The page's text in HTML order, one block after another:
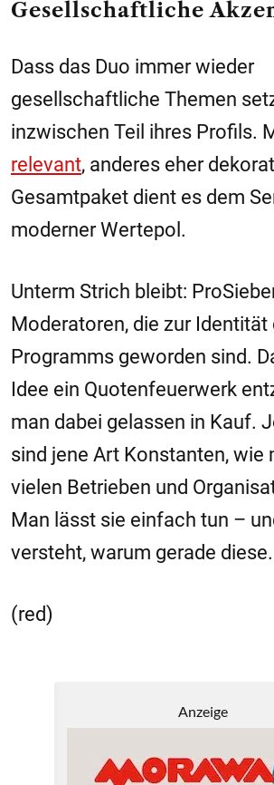
Gesellschaftliche
Dass das Duo immer wieder
gesellschaftliche Themen
inzwischen Teil ihres Profils.
relevant, anderes eher
Gesamtpaket dient es dem
moderner Wertepol.
Unterm Strich bleibt:
Moderatoren, die zur Identität
Programms geworden sind.
Idee ein Quotenfeuerwerk
man dabei gelassen in Kauf.
sind jene Art Konstanten, wie
vielen Betrieben und
Man lässt sie einfach tun –
versteht, warum gerade diese.
(red)
Anzeige